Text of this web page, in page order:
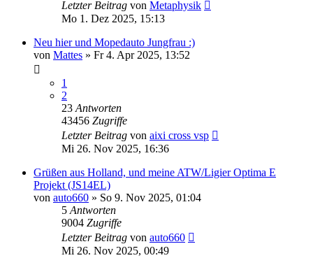
Letzter Beitrag von Metaphysik
Mo 1. Dez 2025, 15:13
Neu hier und Mopedauto Jungfrau :)
von Mattes » Fr 4. Apr 2025, 13:52
1
2
23Antworten
43456 Zugriffe
Letzter Beitrag von aixi cross vsp
Mi 26. Nov 2025, 16:36
Grüßen aus Holland, und meine ATW/Ligier Optima E
Projekt (JS14EL)
von auto660 » So 9. Nov 2025, 01:04
5Antworten
9004 Zugriffe
Letzter Beitrag von auto660
Mi 26. Nov 2025, 00:49